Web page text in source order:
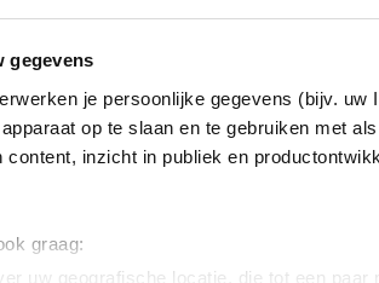
gegevens
je persoonlijke gegevens (bijv.
op te slaan en te gebruiken met
content, inzicht in publiek en
graag:
uw geografische locatie, die tot een paar